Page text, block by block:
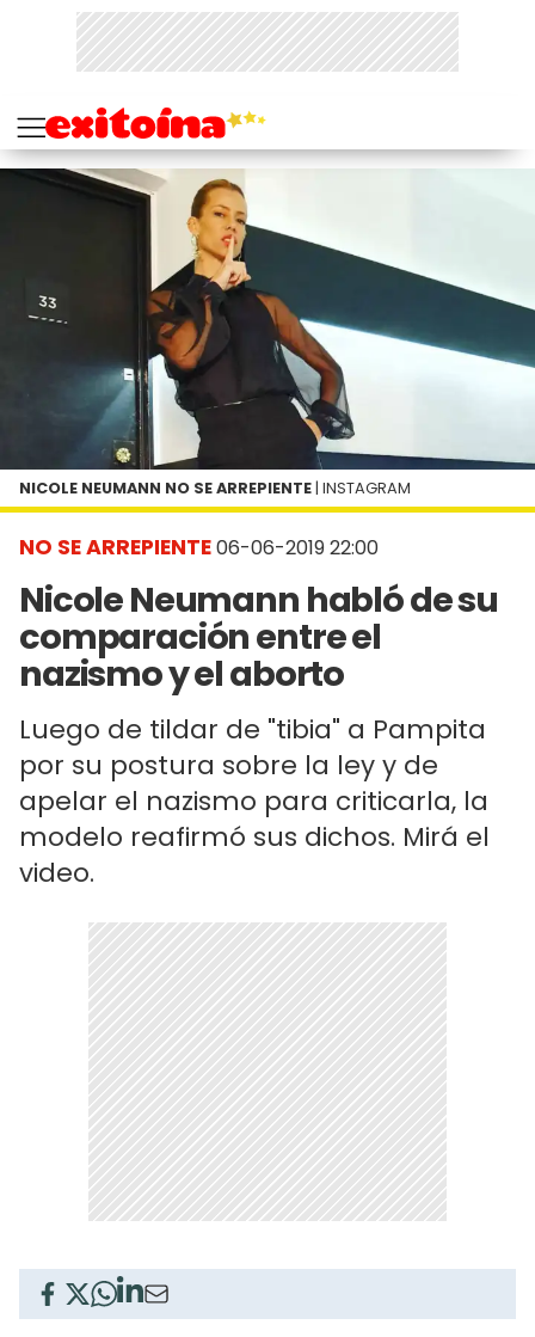
NO SE ARREPIENTE06-06-2019 22:00
Nicole Neumann habló de su
comparación entre el
nazismo y el aborto
Luego de tildar de "tibia" a Pampita
por su postura sobre la ley y de
apelar el nazismo para criticarla, la
modelo reafirmó sus dichos. Mirá el
video.
NICOLE NEUMANN NO SE ARREPIENTE | INSTAGRAM